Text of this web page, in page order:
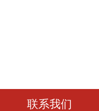
联系我们